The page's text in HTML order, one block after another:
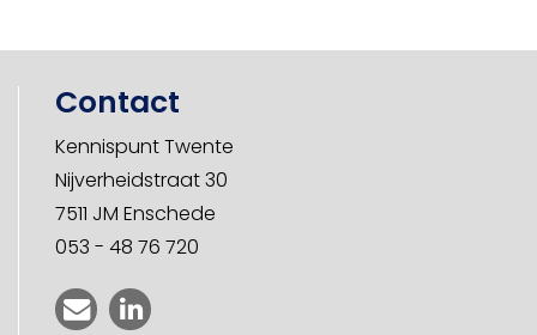
Contact
Kennispunt Twente
Nijverheidstraat 30
7511 JM Enschede
053 - 48 76 720